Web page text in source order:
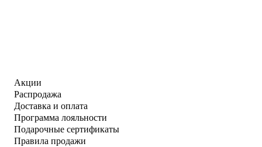
Акции
Распродажа
Доставка и оплата
Программа лояльности
Подарочные сертификаты
Правила продажи